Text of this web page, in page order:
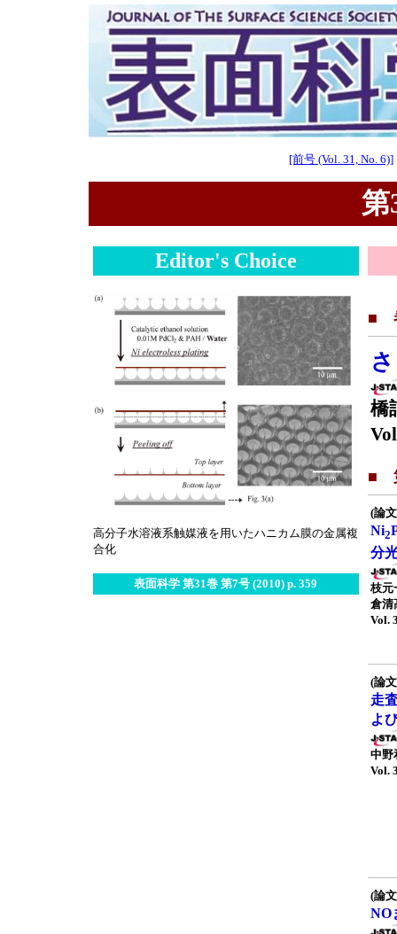
[前号 (Vol. 31, No. 6)]
第
Editor's Choice
高分子水溶液系触媒液を用いたハニカム膜の金属複
合化
表面科学 第31巻 第7号 (2010) p. 359
■
橋
■
(論
Ni2
分
枝元
倉清
Vol.
(論
走
よ
中野
Vol.
(論
NO